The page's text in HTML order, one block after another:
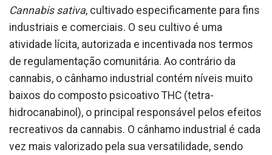
Cannabis sativa, cultivado especificamente para fins
industriais e comerciais. O seu cultivo é uma
atividade lícita, autorizada e incentivada nos termos
de regulamentação comunitária. Ao contrário da
cannabis, o cânhamo industrial contém níveis muito
baixos do composto psicoativo THC (tetra-
hidrocanabinol), o principal responsável pelos efeitos
recreativos da cannabis. O cânhamo industrial é cada
vez mais valorizado pela sua versatilidade, sendo